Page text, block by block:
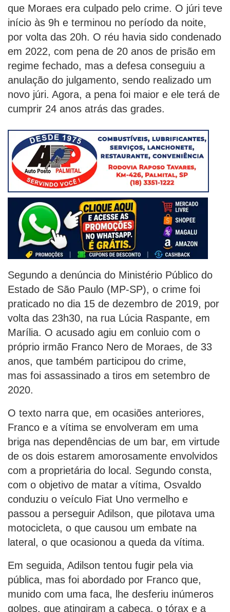
que Moraes era culpado pelo crime. O júri teve
início às 9h e terminou no período da noite,
por volta das 20h. O réu havia sido condenado
em 2022, com pena de 20 anos de prisão em
regime fechado, mas a defesa conseguiu a
anulação do julgamento, sendo realizado um
novo júri. Agora, a pena foi maior e ele terá de
cumprir 24 anos atrás das grades.
Segundo a denúncia do Ministério Público do
Estado de São Paulo (MP-SP), o crime foi
praticado no dia 15 de dezembro de 2019, por
volta das 23h30, na rua Lúcia Raspante, em
Marília. O acusado agiu em conluio com o
próprio irmão Franco Nero de Moraes, de 33
anos, que também participou do crime,
mas foi assassinado a tiros em setembro de
2020.
O texto narra que, em ocasiões anteriores,
Franco e a vítima se envolveram em uma
briga nas dependências de um bar, em virtude
de os dois estarem amorosamente envolvidos
com a proprietária do local. Segundo consta,
com o objetivo de matar a vítima, Osvaldo
conduziu o veículo Fiat Uno vermelho e
passou a perseguir Adilson, que pilotava uma
motocicleta, o que causou um embate na
lateral, o que ocasionou a queda da vítima.
Em seguida, Adilson tentou fugir pela via
pública, mas foi abordado por Franco que,
munido com uma faca, lhe desferiu inúmeros
golpes, que atingiram a cabeça, o tórax e a